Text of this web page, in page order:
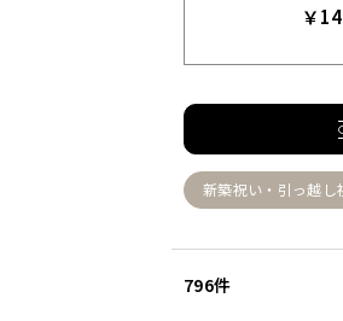
￥
新築祝い・引っ越し
796件